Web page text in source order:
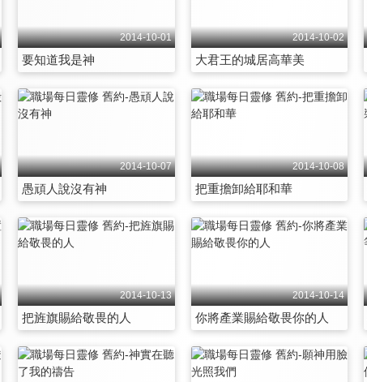
2014-10-01
要知道我是神
2014-10-02
大君王的城居高華美
2014-10-07
愚頑人說沒有神
2014-10-08
把重擔卸給耶和華
2014-10-13
把旌旗賜給敬畏的人
2014-10-14
你將產業賜給敬畏你的人